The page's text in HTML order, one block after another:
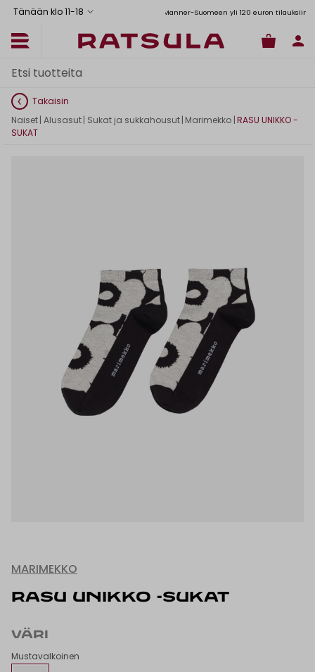
Tänään klo 11-18
Toimituskulut alk. 6,90€
Ilmainen toimitus Manner-Suomeen yli 120 euron tilauksiin
Takaisin
Naiset| Alusasut| Sukat ja sukkahousut | Marimekko |RASU UNIKKO -
SUKAT
MARIMEKKO
RASU UNIKKO -SUKAT
VÄRI
Mustavalkoinen